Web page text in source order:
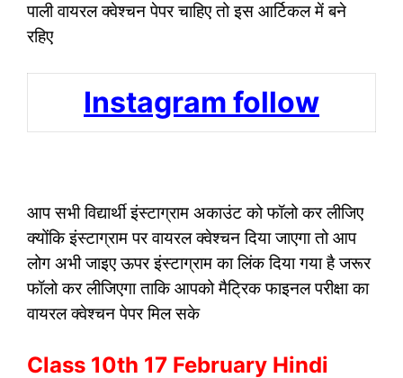
पाली वायरल क्वेश्चन पेपर चाहिए तो इस आर्टिकल में बने
रहिए
Instagram follow
आप सभी विद्यार्थी इंस्टाग्राम अकाउंट को फॉलो कर लीजिए
क्योंकि इंस्टाग्राम पर वायरल क्वेश्चन दिया जाएगा तो आप
लोग अभी जाइए ऊपर इंस्टाग्राम का लिंक दिया गया है जरूर
फॉलो कर लीजिएगा ताकि आपको मैट्रिक फाइनल परीक्षा का
वायरल क्वेश्चन पेपर मिल सके
Class 10th 17 February Hindi